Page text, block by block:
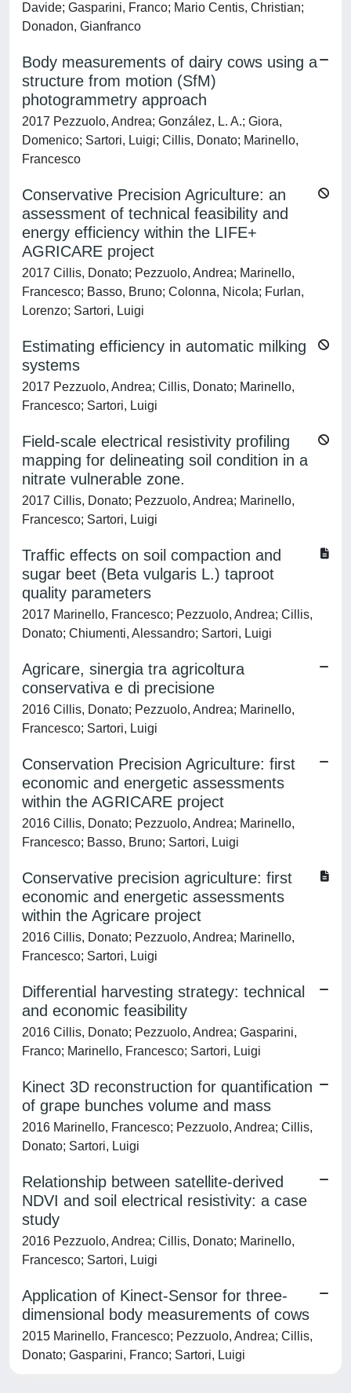
Davide; Gasparini, Franco; Mario Centis, Christian;
Donadon, Gianfranco
Body measurements of dairy cows using a
structure from motion (SfM)
photogrammetry approach
2017 Pezzuolo, Andrea; González, L. A.; Giora,
Domenico; Sartori, Luigi; Cillis, Donato; Marinello,
Francesco
Conservative Precision Agriculture: an
assessment of technical feasibility and
energy efficiency within the LIFE+
AGRICARE project
2017 Cillis, Donato; Pezzuolo, Andrea; Marinello,
Francesco; Basso, Bruno; Colonna, Nicola; Furlan,
Lorenzo; Sartori, Luigi
Estimating efficiency in automatic milking
systems
2017 Pezzuolo, Andrea; Cillis, Donato; Marinello,
Francesco; Sartori, Luigi
Field-scale electrical resistivity profiling
mapping for delineating soil condition in a
nitrate vulnerable zone.
2017 Cillis, Donato; Pezzuolo, Andrea; Marinello,
Francesco; Sartori, Luigi
Traffic effects on soil compaction and
sugar beet (Beta vulgaris L.) taproot
quality parameters
2017 Marinello, Francesco; Pezzuolo, Andrea; Cillis,
Donato; Chiumenti, Alessandro; Sartori, Luigi
Agricare, sinergia tra agricoltura
conservativa e di precisione
2016 Cillis, Donato; Pezzuolo, Andrea; Marinello,
Francesco; Sartori, Luigi
Conservation Precision Agriculture: first
economic and energetic assessments
within the AGRICARE project
2016 Cillis, Donato; Pezzuolo, Andrea; Marinello,
Francesco; Basso, Bruno; Sartori, Luigi
Conservative precision agriculture: first
economic and energetic assessments
within the Agricare project
2016 Cillis, Donato; Pezzuolo, Andrea; Marinello,
Francesco; Sartori, Luigi
Differential harvesting strategy: technical
and economic feasibility
2016 Cillis, Donato; Pezzuolo, Andrea; Gasparini,
Franco; Marinello, Francesco; Sartori, Luigi
Kinect 3D reconstruction for quantification
of grape bunches volume and mass
2016 Marinello, Francesco; Pezzuolo, Andrea; Cillis,
Donato; Sartori, Luigi
Relationship between satellite-derived
NDVI and soil electrical resistivity: a case
study
2016 Pezzuolo, Andrea; Cillis, Donato; Marinello,
Francesco; Sartori, Luigi
Application of Kinect-Sensor for three-
dimensional body measurements of cows
2015 Marinello, Francesco; Pezzuolo, Andrea; Cillis,
Donato; Gasparini, Franco; Sartori, Luigi